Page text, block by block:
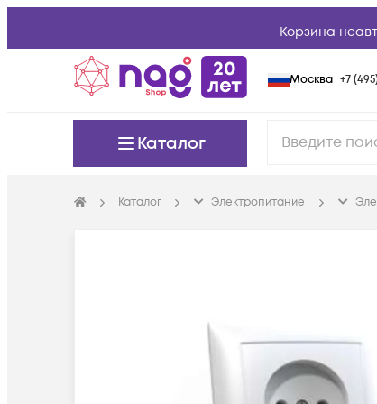
Корзина
Москва +7
Каталог
Каталог Электропитание